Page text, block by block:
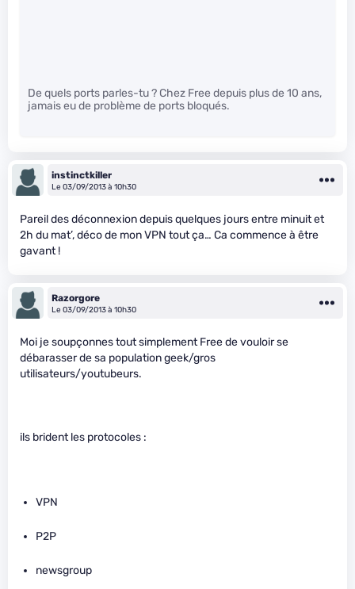
De quels ports parles-tu ? Chez Free depuis plus de 10 ans,
jamais eu de problème de ports bloqués.
instinctkiller
Le 03/09/2013 à 10h30
Pareil des déconnexion depuis quelques jours entre minuit et
2h du mat’, déco de mon VPN tout ça… Ca commence à être
gavant !
Razorgore
Le 03/09/2013 à 10h30
Moi je soupçonnes tout simplement Free de vouloir se
débarasser de sa population geek/gros
utilisateurs/youtubeurs.
ils brident les protocoles :
VPN
P2P
newsgroup